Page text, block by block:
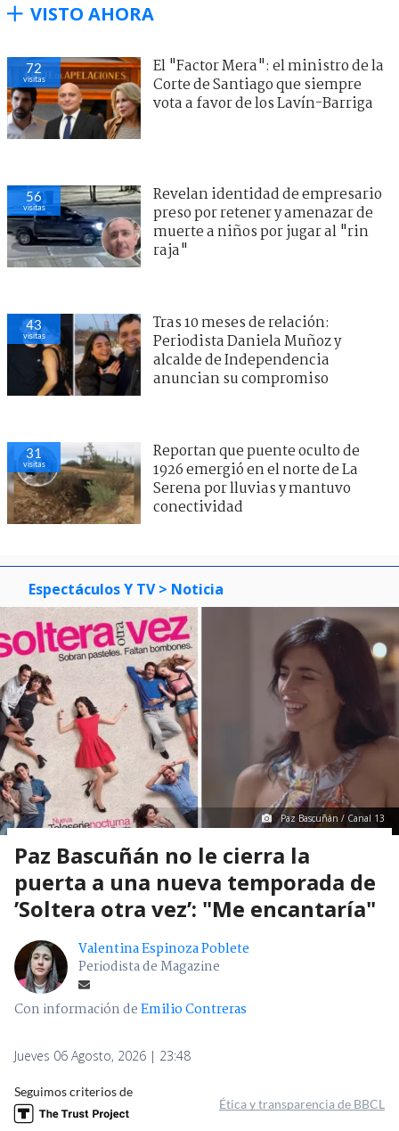
VISTO AHORA
72
visitas
El "Factor Mera": el ministro de la
Corte de Santiago que siempre
vota a favor de los Lavín-Barriga
56
visitas
Revelan identidad de empresario
preso por retener y amenazar de
muerte a niños por jugar al "rin
raja"
43
visitas
Tras 10 meses de relación:
Periodista Daniela Muñoz y
alcalde de Independencia
anuncian su compromiso
31
visitas
Reportan que puente oculto de
1926 emergió en el norte de La
Serena por lluvias y mantuvo
conectividad
Espectáculos Y TV > Noticia
Paz Bascuñán / Canal 13
Paz Bascuñán no le cierra la
puerta a una nueva temporada de
’Soltera otra vez’: "Me encantaría"
Valentina Espinoza Poblete
Periodista de Magazine
Con información deEmilio Contreras
Jueves 06 Agosto, 2026 | 23:48
Seguimos criterios de
Ética y transparencia de BBCL